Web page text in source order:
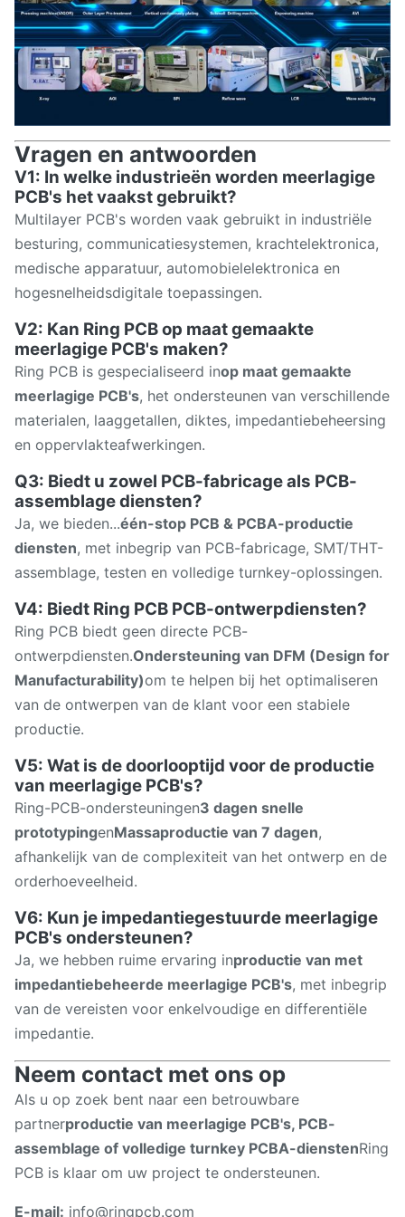
Vragen en antwoorden
V1: In welke industrieën worden meerlagige
PCB's het vaakst gebruikt?
Multilayer PCB's worden vaak gebruikt in industriële
besturing, communicatiesystemen, krachtelektronica,
medische apparatuur, automobielelektronica en
hogesnelheidsdigitale toepassingen.
V2: Kan Ring PCB op maat gemaakte
meerlagige PCB's maken?
Ring PCB is gespecialiseerd inop maat gemaakte
meerlagige PCB's, het ondersteunen van verschillende
materialen, laaggetallen, diktes, impedantiebeheersing
en oppervlakteafwerkingen.
Q3: Biedt u zowel PCB-fabricage als PCB-
assemblage diensten?
Ja, we bieden...één-stop PCB & PCBA-productie
diensten, met inbegrip van PCB-fabricage, SMT/THT-
assemblage, testen en volledige turnkey-oplossingen.
V4: Biedt Ring PCB PCB-ontwerpdiensten?
Ring PCB biedt geen directe PCB-
ontwerpdiensten.Ondersteuning van DFM (Design for
Manufacturability)om te helpen bij het optimaliseren
van de ontwerpen van de klant voor een stabiele
productie.
V5: Wat is de doorlooptijd voor de productie
van meerlagige PCB's?
Ring-PCB-ondersteuningen3 dagen snelle
prototypingenMassaproductie van 7 dagen,
afhankelijk van de complexiteit van het ontwerp en de
orderhoeveelheid.
V6: Kun je impedantiegestuurde meerlagige
PCB's ondersteunen?
Ja, we hebben ruime ervaring inproductie van met
impedantiebeheerde meerlagige PCB's, met inbegrip
van de vereisten voor enkelvoudige en differentiële
impedantie.
Neem contact met ons op
Als u op zoek bent naar een betrouwbare
partnerproductie van meerlagige PCB's, PCB-
assemblage of volledige turnkey PCBA-dienstenRing
PCB is klaar om uw project te ondersteunen.
E-mail: info@ringpcb.com